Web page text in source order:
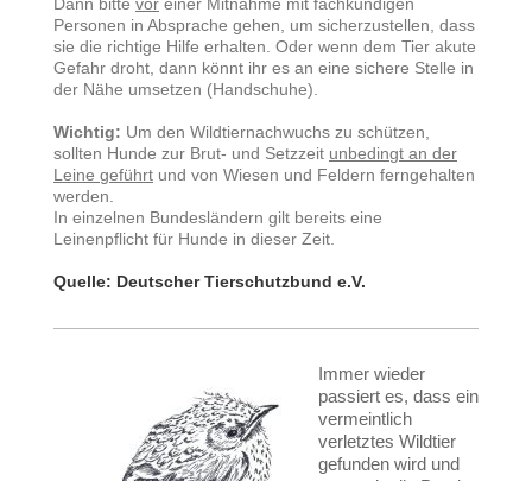
Dann bitte vor einer Mitnahme mit fachkundigen
Personen in Absprache gehen, um sicherzustellen, dass
sie die richtige Hilfe erhalten. Oder wenn dem Tier akute
Gefahr droht, dann könnt ihr es an eine sichere Stelle in
der Nähe umsetzen (Handschuhe).
Wichtig: Um den Wildtiernachwuchs zu schützen,
sollten Hunde zur Brut- und Setzzeit unbedingt an der
Leine geführt und von Wiesen und Feldern ferngehalten
werden.
In einzelnen Bundesländern gilt bereits eine
Leinenpflicht für Hunde in dieser Zeit.
Quelle: Deutscher Tierschutzbund e.V.
Immer wieder
passiert es, dass ein
vermeintlich
verletztes Wildtier
gefunden wird und